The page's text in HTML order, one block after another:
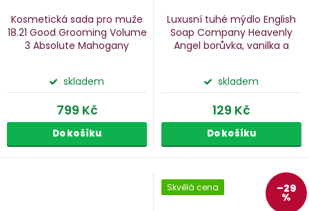
Kosmetická sada pro muže
18.21 Good Grooming Volume
3 Absolute Mahogany
skladem
799 Kč
Do košíku
Luxusní tuhé mýdlo English
Soap Company Heavenly
Angel borůvka, vanilka a
skladem
129 Kč
Do košíku
Skvělá cena –29
%